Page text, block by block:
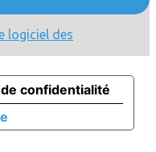
logiciel des
confidentialité